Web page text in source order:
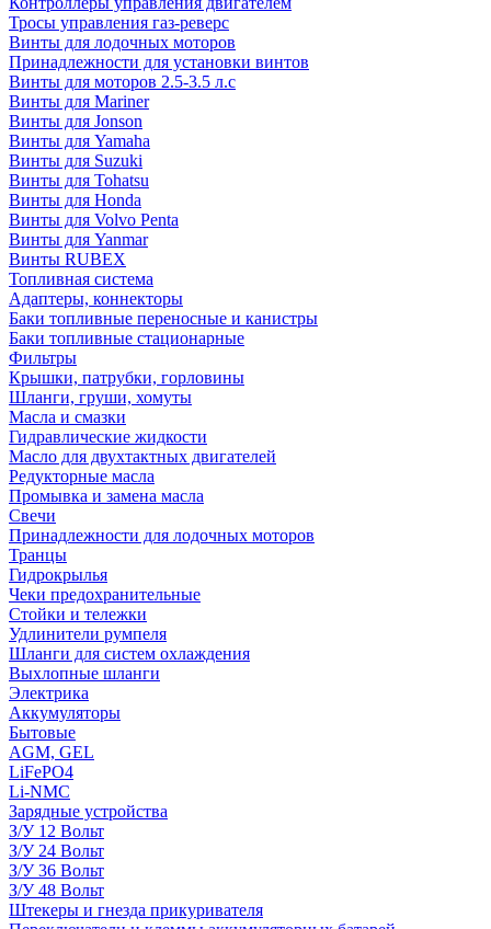
Тросы управления газ-реверс
Винты для лодочных моторов
Принадлежности для установки винтов
Винты для моторов 2.5-3.5 л.с
Винты для Mariner
Винты для Jonson
Винты для Yamaha
Винты для Suzuki
Винты для Tohatsu
Винты для Honda
Винты для Volvo Penta
Винты для Yanmar
Винты RUBEX
Топливная система
Адаптеры, коннекторы
Баки топливные переносные и канистры
Баки топливные стационарные
Фильтры
Крышки, патрубки, горловины
Шланги, груши, хомуты
Масла и смазки
Гидравлические жидкости
Масло для двухтактных двигателей
Редукторные масла
Промывка и замена масла
Свечи
Принадлежности для лодочных моторов
Транцы
Гидрокрылья
Чеки предохранительные
Стойки и тележки
Удлинители румпеля
Шланги для систем охлаждения
Выхлопные шланги
Электрика
Аккумуляторы
Бытовые
AGM, GEL
LiFePO4
Li-NMC
Зарядные устройства
З/У 12 Вольт
З/У 24 Вольт
З/У 36 Вольт
З/У 48 Вольт
Штекеры и гнезда прикуривателя